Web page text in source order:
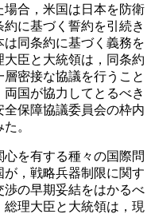
合，米国は日本を防衛
に基づく誓約を引続き
同条約に基づく義務を
臣と大統領は，同条約
密接な協議を行うこと
国が協力してとるべき
保障協議委員会の枠内
。
を有する種々の国際問
，戦略兵器制限に関す
渉の早期妥結をはかるべ
理大臣と大統領は，現